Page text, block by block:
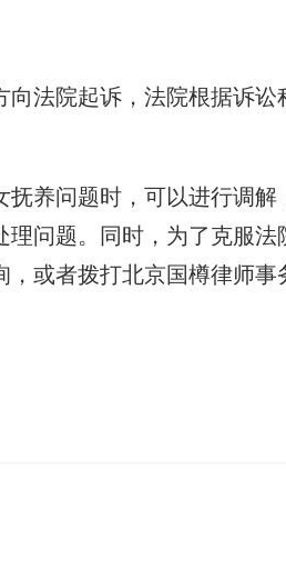
法院起诉，法院根据诉
养问题时，可以进行调
问题。同时，为了克服
或者拨打北京国樽律师